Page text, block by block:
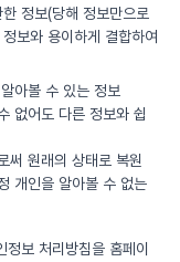
한 정보(당해 정보만으로
보와 용이하게 결합하여
아볼 수 있는 정보
없어도 다른 정보와 쉽
써 원래의 상태로 복원
개인을 알아볼 수 없는
보 처리방침을 홈페이